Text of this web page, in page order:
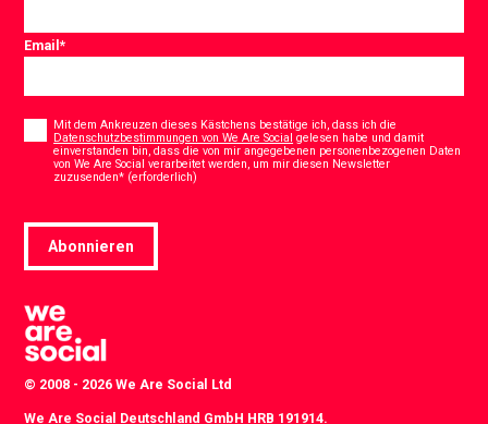
Email*
Consent
Mit dem Ankreuzen dieses Kästchens bestätige ich, dass ich die
Datenschutzbestimmungen von We Are Social gelesen habe und damit
einverstanden bin, dass die von mir angegebenen personenbezogenen Daten
von We Are Social verarbeitet werden, um mir diesen Newsletter
zuzusenden* (erforderlich)
Abonnieren
© 2008 - 2026 We Are Social Ltd
We Are Social Deutschland GmbH HRB 191914.